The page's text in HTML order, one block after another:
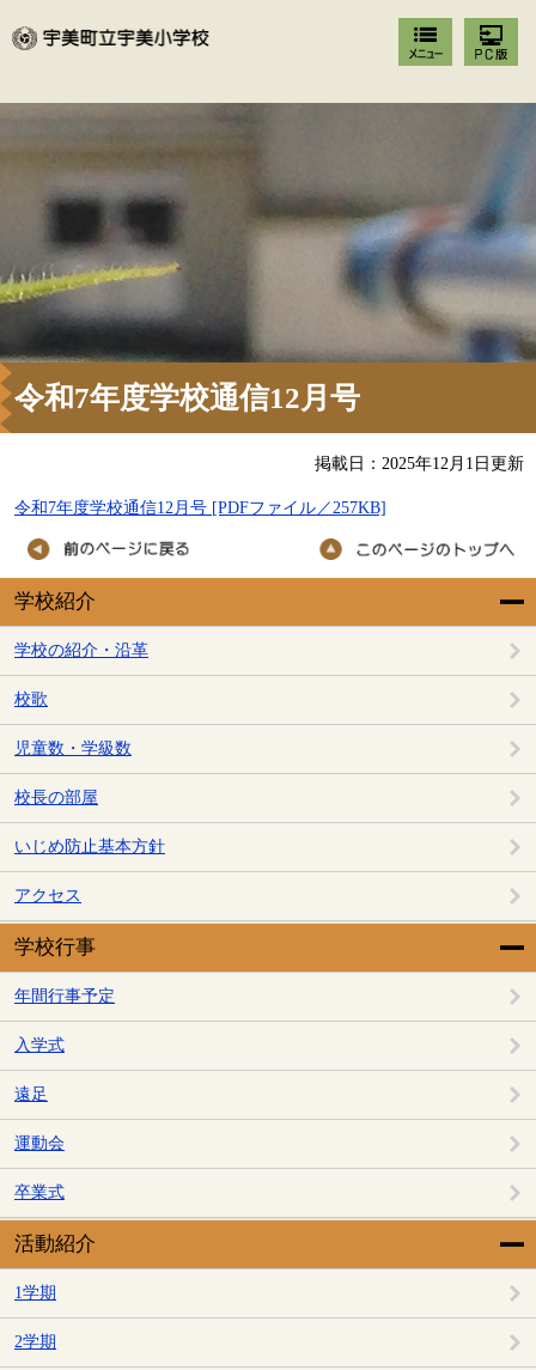
学校紹介
学校の紹介・沿革
校歌
児童数・学級数
校長の部屋
いじめ防止基本方針
アクセス
学校行事
年間行事予定
入学式
遠足
運動会
卒業式
活動紹介
1学期
2学期
令和7年度学校通信12月号
掲載日：2025年12月1日更新
令和7年度学校通信12月号 [PDFファイル／257KB]